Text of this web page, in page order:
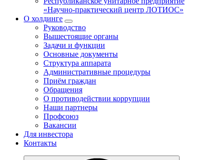
«Научно-практический центр ЛОТИОС»
О холдинге
Руководство
Вышестоящие органы
Задачи и функции
Основные документы
Структура аппарата
Административные процедуры
Приём граждан
Обращения
О противодействии коррупции
Наши партнеры
Профсоюз
Вакансии
Для инвестора
Контакты